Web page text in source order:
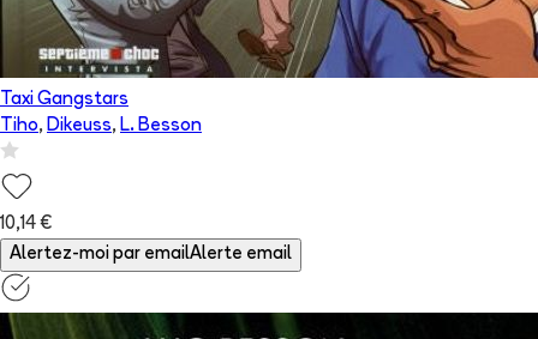
Taxi Gangstars
Tiho, Dikeuss, L. Besson
10,14 €
Alertez-moi par emailAlerte email